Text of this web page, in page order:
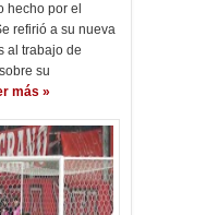
hecho por el
refirió a su nueva
al trabajo de
su
más »